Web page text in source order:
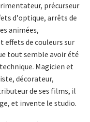
précurseur
d'optique, arrêts de
animées,
effets de couleurs sur
tout semble avoir été
Magicien et
décorateur,
de ses films, il
et invente le studio.